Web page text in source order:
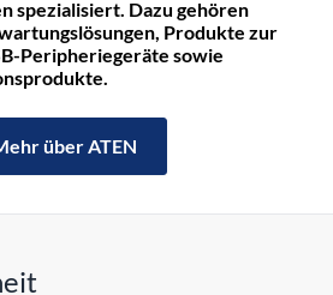
spezialisiert. Dazu gehören
Produkte zur
Peripheriegeräte sowie
über ATEN